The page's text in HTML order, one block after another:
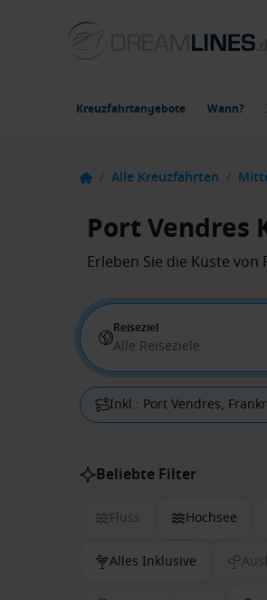
Kreuzfahrtangebote Wann?
/ Alle Kreuzfahrten /
Port Vendres
Erleben Sie die Küste
Reiseziel
Alle Reiseziele
Inkl.: Port Vendres,
Beliebte Filter
Fluss Hochsee
Alles Inklusive